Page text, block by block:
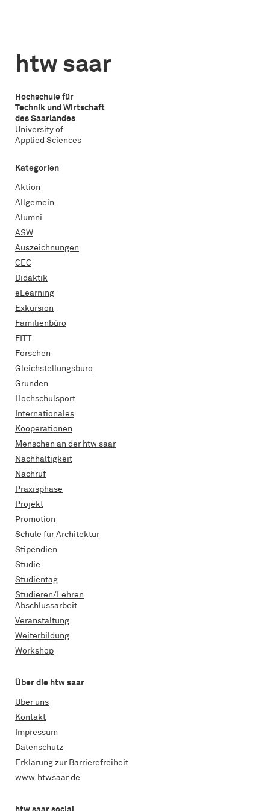
htw saar
Hochschule für
Technik und Wirtschaft
des Saarlandes
University of
Applied Sciences
Kategorien
Aktion
Allgemein
Alumni
ASW
Auszeichnungen
CEC
Didaktik
eLearning
Exkursion
Familienbüro
FITT
Forschen
Gleichstellungsbüro
Gründen
Hochschulsport
Internationales
Kooperationen
Menschen an der htw saar
Nachhaltigkeit
Nachruf
Praxisphase
Projekt
Promotion
Schule für Architektur
Stipendien
Studie
Studientag
Studieren/Lehren
Abschlussarbeit
Veranstaltung
Weiterbildung
Workshop
Über die htw saar
Über uns
Kontakt
Impressum
Datenschutz
Erklärung zur Barrierefreiheit
www.htwsaar.de